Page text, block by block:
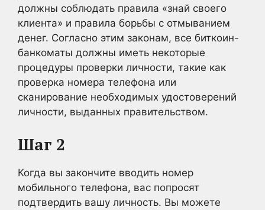
должны соблюдать правила «знай своего
клиента» и правила борьбы с отмыванием
денег. Согласно этим законам, все биткоин-
банкоматы должны иметь некоторые
процедуры проверки личности, такие как
проверка номера телефона или
сканирование необходимых удостоверений
личности, выданных правительством.
Шаг 2
Когда вы закончите вводить номер
мобильного телефона, вас попросят
подтвердить вашу личность. Вы можете